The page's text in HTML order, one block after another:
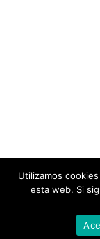
Utilizamos
esta web. Si